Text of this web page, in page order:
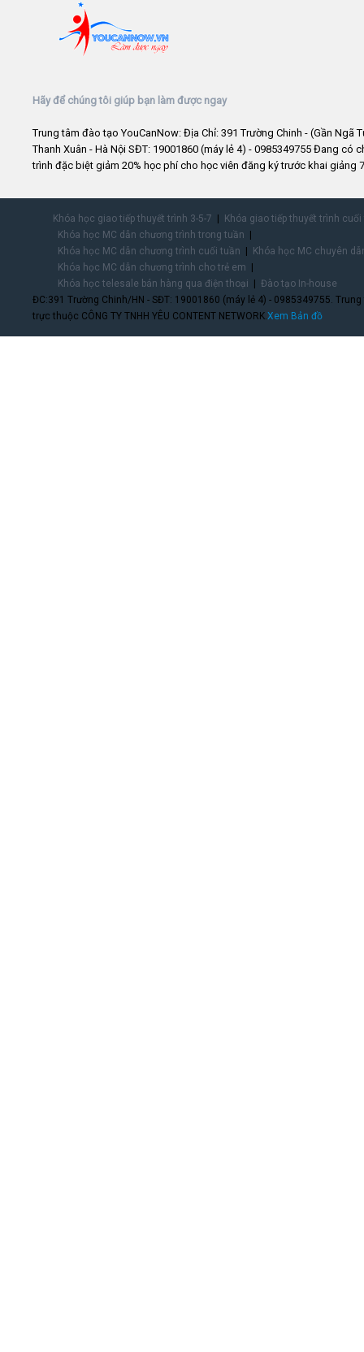
Hãy để chúng tôi giúp bạn làm được ngay
Trung tâm đào tạo YouCanNow: Địa Chỉ: 391 Trường Chinh - (Gần Ngã
Thanh Xuân - Hà Nội SĐT: 19001860 (máy lẻ 4) - 0985349755 Đang có
trình đặc biệt giảm 20% học phí cho học viên đăng ký trước khai giảng
Khóa học giao tiếp thuyết trình 3-5-7
Khóa giao tiếp thuyết trình
Khóa học MC dẫn chương trình trong tuần
Khóa học MC dẫn chương trình cuối tuần
Khóa học MC chuyên
Khóa học MC dẫn chương trình cho trẻ em
Khóa học telesale bán hàng qua điện thoại
Đào tạo In-house
ĐC:391 Trường Chinh/HN - SĐT: 19001860 (máy lẻ 4) - 0985349755.
trực thuộc CÔNG TY TNHH YÊU CONTENT NETWORK.Xem Bản đồ